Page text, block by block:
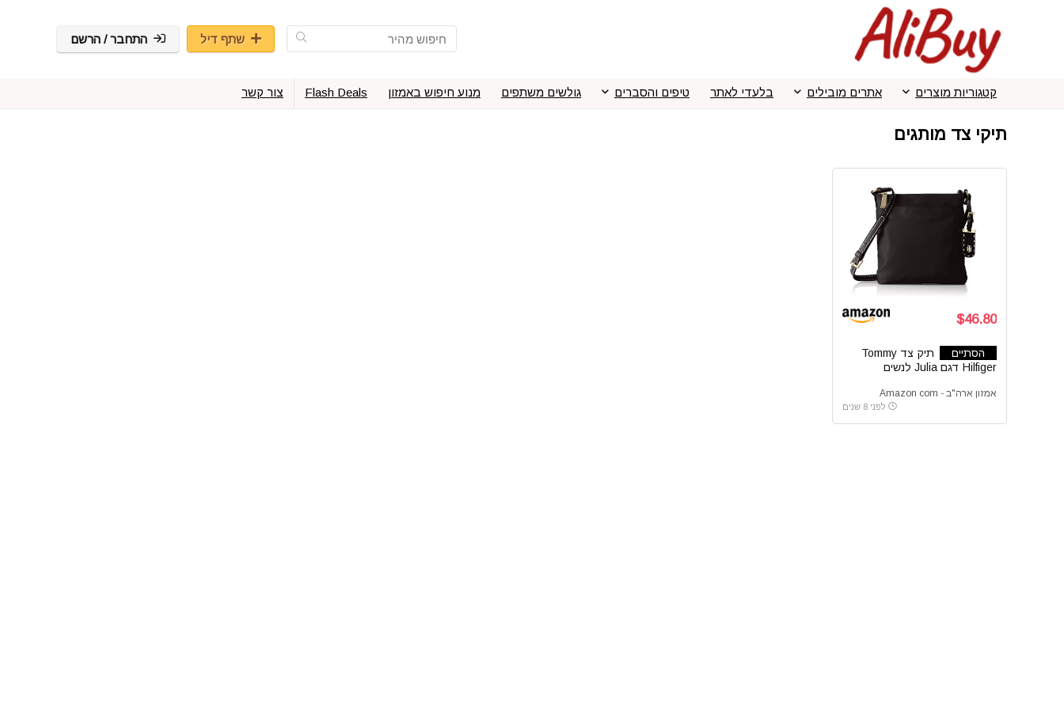
שתף דיל התחבר / הרשם
קטגוריות מוצרים אתרים מובילים בלעדי לאתר טיפים והסברים גולשים משתפים מנוע חיפוש באמזון Flash Deals צור קשר
תיקי צד מותגים
$46.80
הסתיים
תיק צד Tommy
Hilfiger דגם Julia לנשים
אמזון ארה"ב - Amazon com
לפני 8 שנים